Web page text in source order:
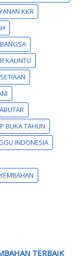
KKR
KAUNTU
BUKA TAHUN
INDONESIA
TERBAIK